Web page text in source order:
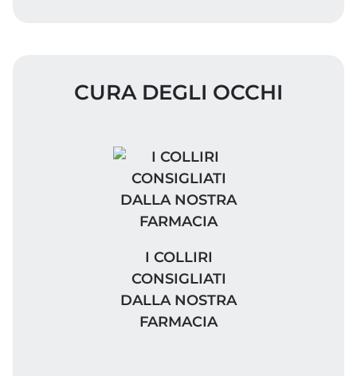
CURA DEGLI OCCHI
I COLLIRI CONSIGLIATI DALLA
I COLLIRI
CONSIGLIATI
DALLA NOSTRA
FARMACIA